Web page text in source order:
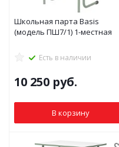
Школьная парта Basis
(модель ПШ7/1) 1-местная
Есть в наличии
10 250 руб.
В корзину